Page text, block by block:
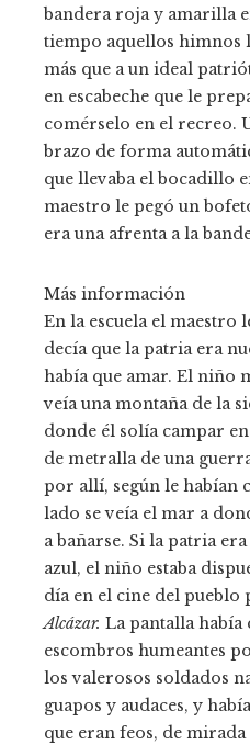
bandera roja y amarilla
tiempo aquellos himnos
más que a un ideal
en escabeche que le
comérselo en el recreo.
brazo de forma
que llevaba el bocadillo
maestro le pegó un
era una afrenta a la
Más información
En la escuela el maestro
decía que la patria era
había que amar. El niño
veía una montaña de la
donde él solía campar
de metralla de una
por allí, según le habían
lado se veía el mar a
a bañarse. Si la patria
azul, el niño estaba
día en el cine del pueblo
Alcázar. La pantalla había
escombros humeantes
los valerosos soldados
guapos y audaces, y
que eran feos, de